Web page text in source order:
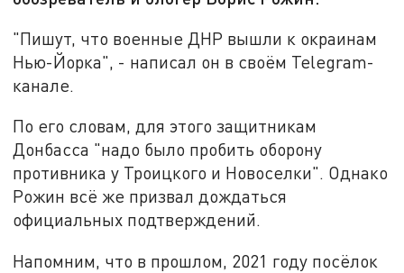
"Пишут, что военные ДНР вышли к окраинам
Нью-Йорка", - написал он в своём Telegram-
канале.
По его словам, для этого защитникам
Донбасса "надо было пробить оборону
противника у Троицкого и Новоселки". Однако
Рожин всё же призвал дождаться
официальных подтверждений.
Напомним, что в прошлом, 2021 году посёлок